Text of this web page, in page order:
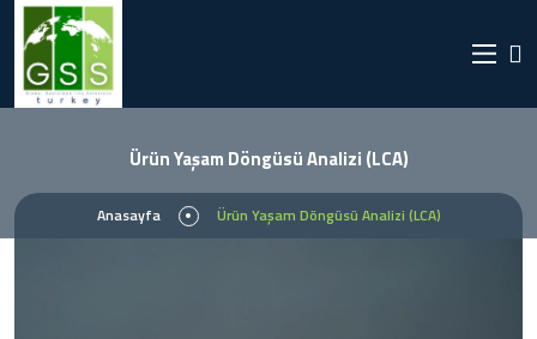
Ürün Yaşam Döngüsü Analizi (LCA)
Anasayfa Ürün Yaşam Döngüsü Analizi (LCA)